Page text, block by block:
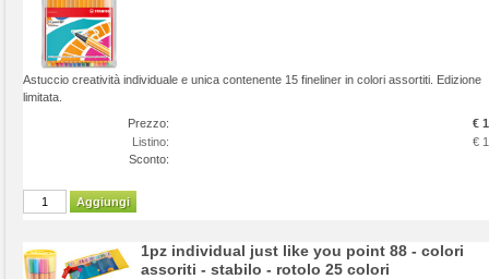
Astuccio creatività individuale e unica contenente 15 fineliner in colori assortiti. Edizione
limitata.
Prezzo:
€
Listino:
€
Sconto:
Aggiungi
1pz individual just like you point 88 - colori
assoriti - stabilo - rotolo 25 colori